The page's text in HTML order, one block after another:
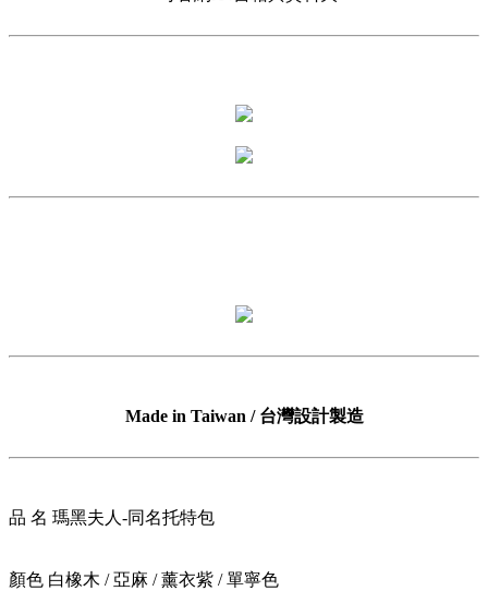
Made in Taiwan / 台灣設計製造
品 名 瑪黑夫人-同名托特包
顏色 白橡木 / 亞麻 / 薰衣紫 / 單寧色